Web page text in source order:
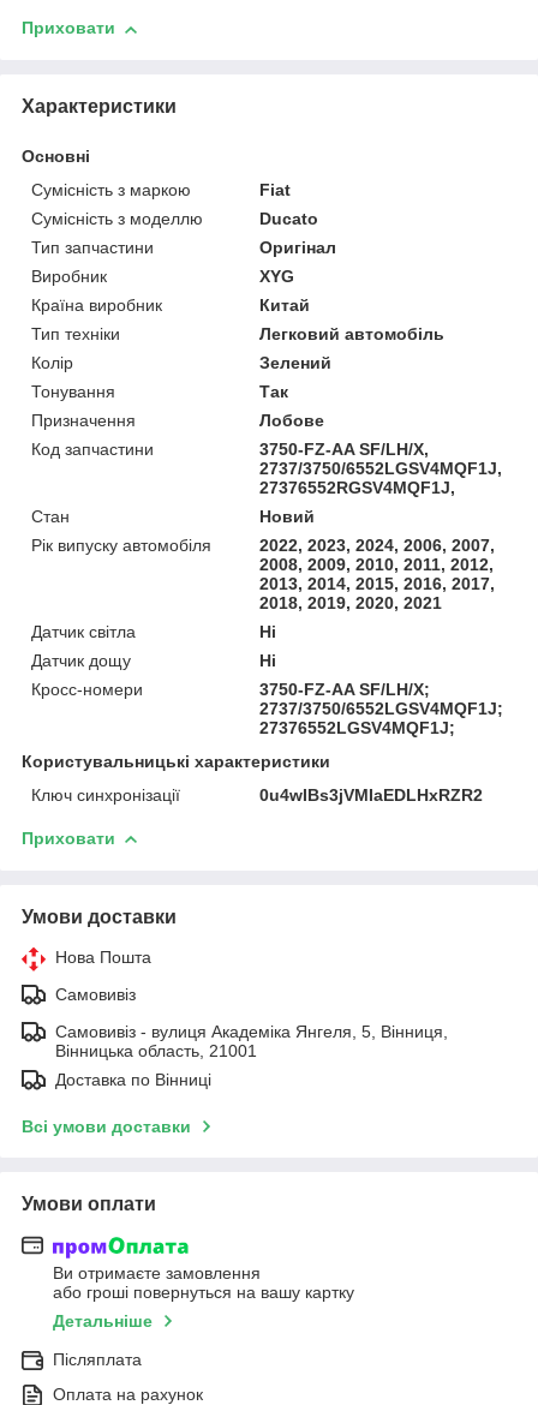
Приховати
Характеристики
Основні
Сумісність з маркою
Fiat
Сумісність з моделлю
Ducato
Тип запчастини
Оригінал
Виробник
XYG
Країна виробник
Китай
Тип техніки
Легковий автомобіль
Колір
Зелений
Тонування
Так
Призначення
Лобове
Код запчастини
3750-FZ-AA SF/LH/X,
2737/3750/6552LGSV4MQF1J,
27376552RGSV4MQF1J,
Стан
Новий
Рік випуску автомобіля
2022, 2023, 2024, 2006, 2007,
2008, 2009, 2010, 2011, 2012,
2013, 2014, 2015, 2016, 2017,
2018, 2019, 2020, 2021
Датчик світла
Ні
Датчик дощу
Ні
Кросс-номери
3750-FZ-AA SF/LH/X;
2737/3750/6552LGSV4MQF1J;
27376552LGSV4MQF1J;
Користувальницькі характеристики
Ключ синхронізації
0u4wIBs3jVMIaEDLHxRZR2
Приховати
Умови доставки
Нова Пошта
Самовивіз
Самовивіз - вулиця Академіка Янгеля, 5, Вінниця,
Вінницька область, 21001
Доставка по Вінниці
Всі умови доставки
Умови оплати
Ви отримаєте замовлення
або гроші повернуться на вашу картку
Детальніше
Післяплата
Оплата на рахунок